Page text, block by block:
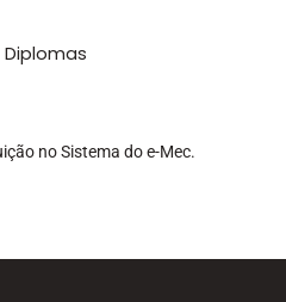
no Sistema do e-Mec.